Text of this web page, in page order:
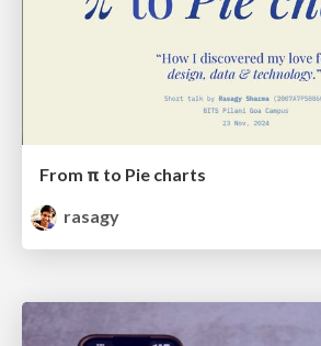
From π to Pie charts
rasagy